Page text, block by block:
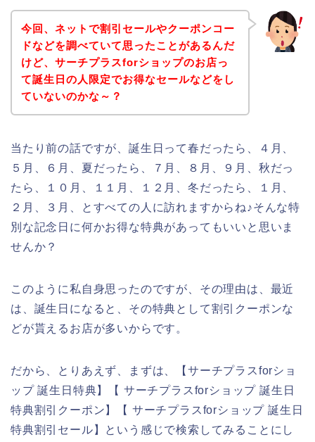
今回、ネットで割引セールやクーポンコー
ドなどを調べていて思ったことがあるんだ
けど、サーチプラスforショップのお店っ
て誕生日の人限定でお得なセールなどをし
ていないのかな～？
当たり前の話ですが、誕生日って春だったら、４月、
５月、６月、夏だったら、７月、８月、９月、秋だっ
たら、１０月、１１月、１２月、冬だったら、１月、
２月、３月、とすべての人に訪れますからね♪そんな特
別な記念日に何かお得な特典があってもいいと思いま
せんか？
このように私自身思ったのですが、その理由は、最近
は、誕生日になると、その特典として割引クーポンな
どが貰えるお店が多いからです。
だから、とりあえず、まずは、【サーチプラスforショ
ップ 誕生日特典】【 サーチプラスforショップ 誕生日
特典割引クーポン】【 サーチプラスforショップ 誕生日
特典割引セール】という感じで検索してみることにし